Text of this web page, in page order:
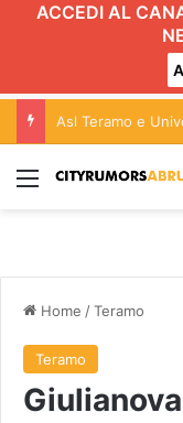
ACCEDI AL
Menu
Home /Teramo
Teramo